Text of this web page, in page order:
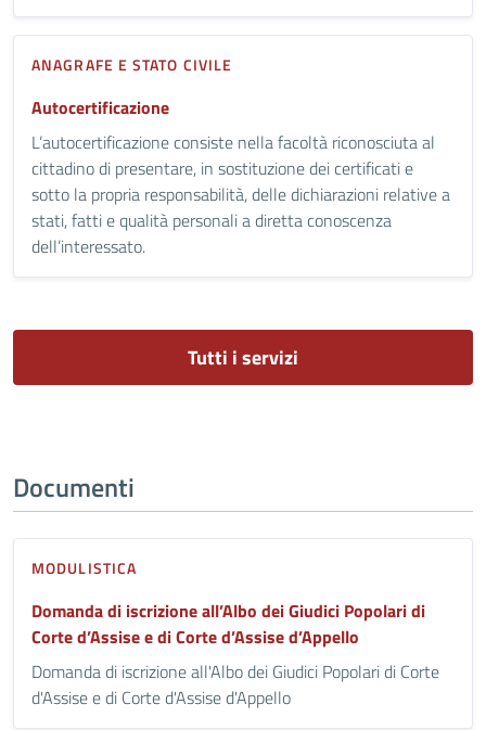
ANAGRAFE E STATO CIVILE
Autocertificazione
L’autocertificazione consiste nella facoltà riconosciuta al
cittadino di presentare, in sostituzione dei certificati e
sotto la propria responsabilità, delle dichiarazioni relative a
stati, fatti e qualità personali a diretta conoscenza
dell’interessato.
Tutti i servizi
Documenti
MODULISTICA
Domanda di iscrizione all’Albo dei Giudici Popolari di
Corte d’Assise e di Corte d’Assise d’Appello
Domanda di iscrizione all'Albo dei Giudici Popolari di Corte
d'Assise e di Corte d'Assise d'Appello